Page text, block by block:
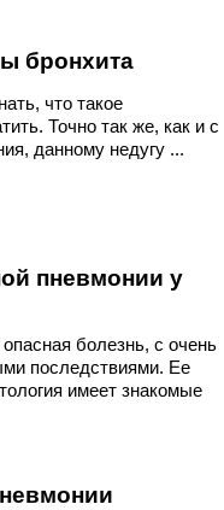
бронхита
что такое
Точно так же, как и с
данному недугу ...
пневмонии у
болезнь, с очень
последствиями. Ее
имеет знакомые